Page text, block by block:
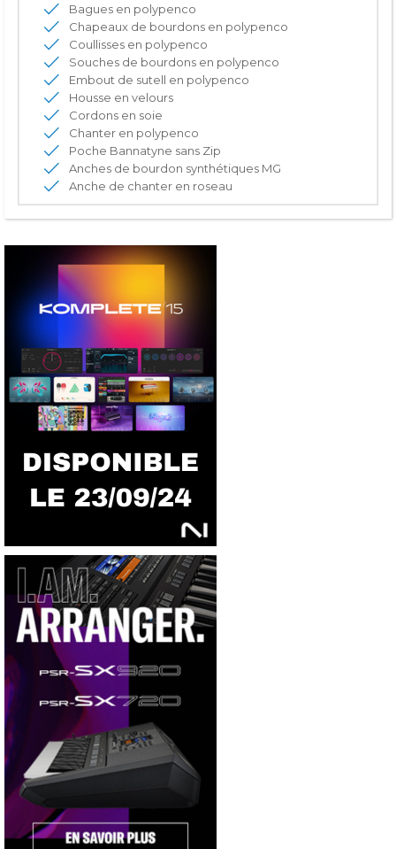
Bagues en polypenco
Chapeaux de bourdons en polypenco
Coullisses en polypenco
Souches de bourdons en polypenco
Embout de sutell en polypenco
Housse en velours
Cordons en soie
Chanter en polypenco
Poche Bannatyne sans Zip
Anches de bourdon synthétiques MG
Anche de chanter en roseau